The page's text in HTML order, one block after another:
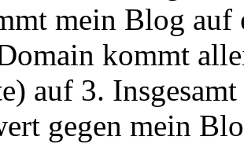
mein Blog auf
kommt
auf 3.
gegen mein